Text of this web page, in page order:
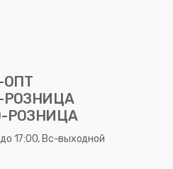
ОПТ
РОЗНИЦА
РОЗНИЦА
17:00, Вс-выходной